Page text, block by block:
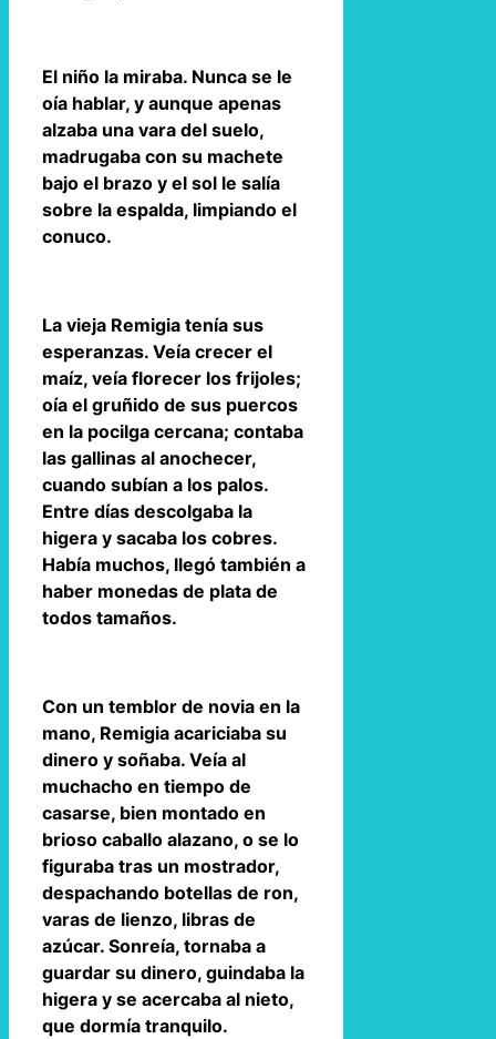
El niño la miraba. Nunca se le
oía hablar, y aunque apenas
alzaba una vara del suelo,
madrugaba con su machete
bajo el brazo y el sol le salía
sobre la espalda, limpiando el
conuco.
La vieja Remigia tenía sus
esperanzas. Veía crecer el
maíz, veía florecer los frijoles;
oía el gruñido de sus puercos
en la pocilga cercana; contaba
las gallinas al anochecer,
cuando subían a los palos.
Entre días descolgaba la
higera y sacaba los cobres.
Había muchos, llegó también a
haber monedas de plata de
todos tamaños.
Con un temblor de novia en la
mano, Remigia acariciaba su
dinero y soñaba. Veía al
muchacho en tiempo de
casarse, bien montado en
brioso caballo alazano, o se lo
figuraba tras un mostrador,
despachando botellas de ron,
varas de lienzo, libras de
azúcar. Sonreía, tornaba a
guardar su dinero, guindaba la
higera y se acercaba al nieto,
que dormía tranquilo.